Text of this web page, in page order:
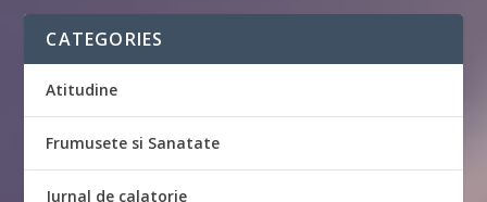
CATEGORIES
Atitudine
Frumusete si Sanatate
Jurnal de calatorie